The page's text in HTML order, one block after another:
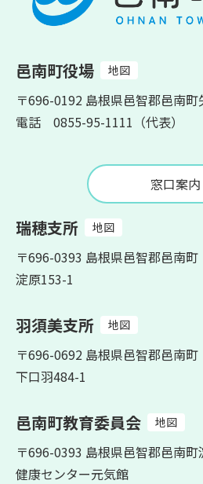
邑南町役場 地図
〒696-0192 島根県邑智郡邑南
電話 0855-95-1111（代表）
窓口案内
瑞穂支所 地図
〒696-0393 島根県邑智郡邑南町
淀原153-1
羽須美支所 地図
〒696-0692 島根県邑智郡邑南町
下口羽484-1
邑南町教育委員会 地図
〒696-0393 島根県邑智郡邑南町
健康センター元気館